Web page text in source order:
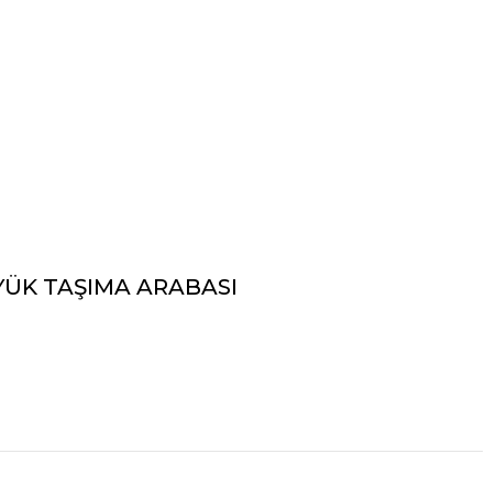
TAŞIMA ARABASI